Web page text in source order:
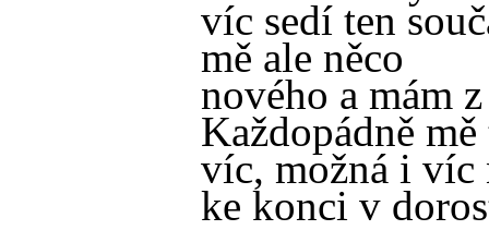
víc sedí ten
mě ale něco
nového a mám
Každopádně
víc, možná i víc
ke konci v